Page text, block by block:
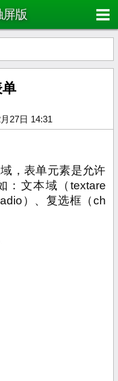
版
27日 14:31
，表单元素是允许
：文本域（ textare
）、复选框（ch